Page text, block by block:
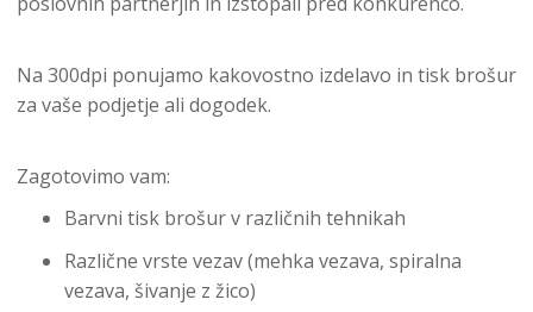
Na 300dpi ponujamo kakovostno izdelavo in tisk brošur
za vaše podjetje ali dogodek.
Zagotovimo vam:
Barvni tisk brošur v različnih tehnikah
Različne vrste vezav (mehka vezava, spiralna
vezava, šivanje z žico)